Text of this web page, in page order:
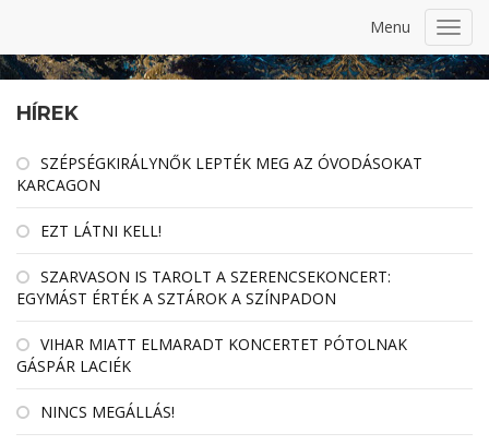
Menu
HÍREK
SZÉPSÉGKIRÁLYNŐK LEPTÉK MEG AZ ÓVODÁSOKAT
KARCAGON
EZT LÁTNI KELL!
SZARVASON IS TAROLT A SZERENCSEKONCERT:
EGYMÁST ÉRTÉK A SZTÁROK A SZÍNPADON
VIHAR MIATT ELMARADT KONCERTET PÓTOLNAK
GÁSPÁR LACIÉK
NINCS MEGÁLLÁS!